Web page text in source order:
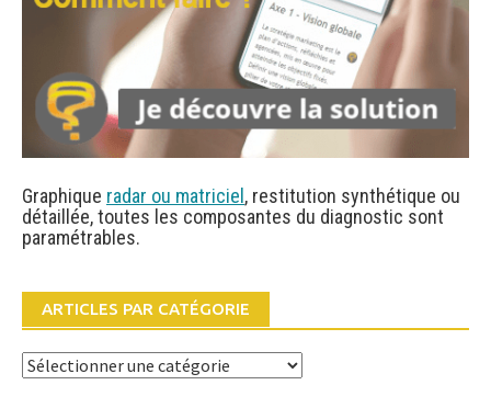
Graphique radar ou matriciel , restitution synthétique ou
détaillée, toutes les composantes du diagnostic sont
paramétrables.
ARTICLES PAR CATÉGORIE
Articles